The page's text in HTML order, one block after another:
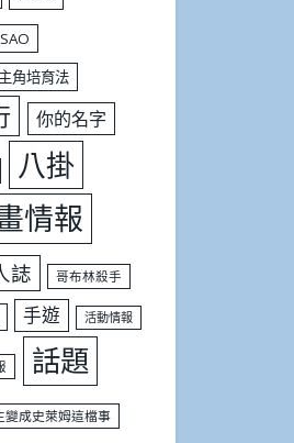
SAO
角培育法
你的名字
八掛
情報
誌 哥布林殺手
手遊 活動情報
話題
變成史萊姆這檔事